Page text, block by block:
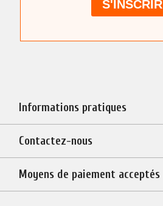
Informations pratiques
Contactez-nous
Moyens de paiement acceptés